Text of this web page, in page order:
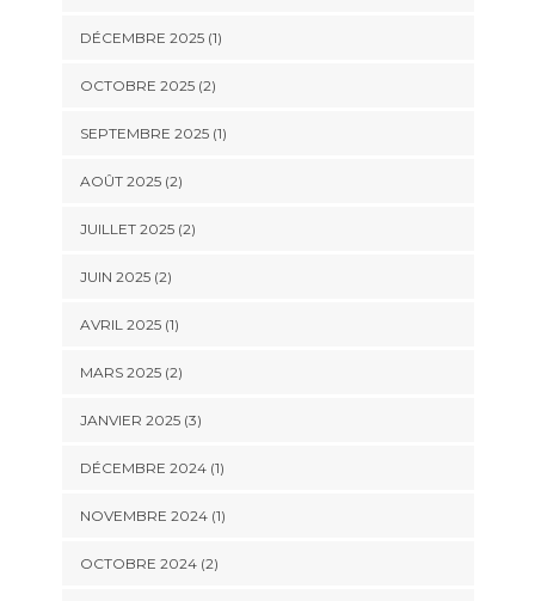
DÉCEMBRE 2025(1)
OCTOBRE 2025(2)
SEPTEMBRE 2025(1)
AOÛT 2025(2)
JUILLET 2025(2)
JUIN 2025(2)
AVRIL 2025(1)
MARS 2025(2)
JANVIER 2025(3)
DÉCEMBRE 2024(1)
NOVEMBRE 2024(1)
OCTOBRE 2024(2)